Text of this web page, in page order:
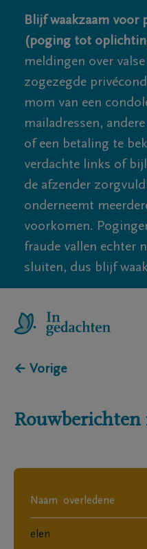
Blijf waakzaam voor
(poging tot
meldingen over
zogezegde
mom van een
mailadressen,
of een betaling te
verdachte links of
de afzender
onderneemt
voorkomen.
fraude vallen echter
sluiten, dus blijf
← Vorige
Rouwberichten